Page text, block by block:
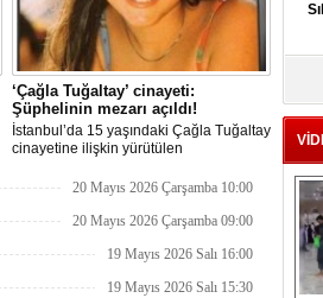
‘Çağla Tuğaltay’ cinayeti:
Şüphelinin mezarı açıldı!
İstanbul’da 15 yaşındaki Çağla Tuğaltay
cinayetine ilişkin yürütülen
atıldı. Savcılığın verdiği 'Feth-i Kabir'
yaşayan bir kişinin mezarı açılarak DNA
20 Mayıs 2026 Çarşamba 10:00
20 Mayıs 2026 Çarşamba 09:00
19 Mayıs 2026 Salı 16:00
19 Mayıs 2026 Salı 15:30